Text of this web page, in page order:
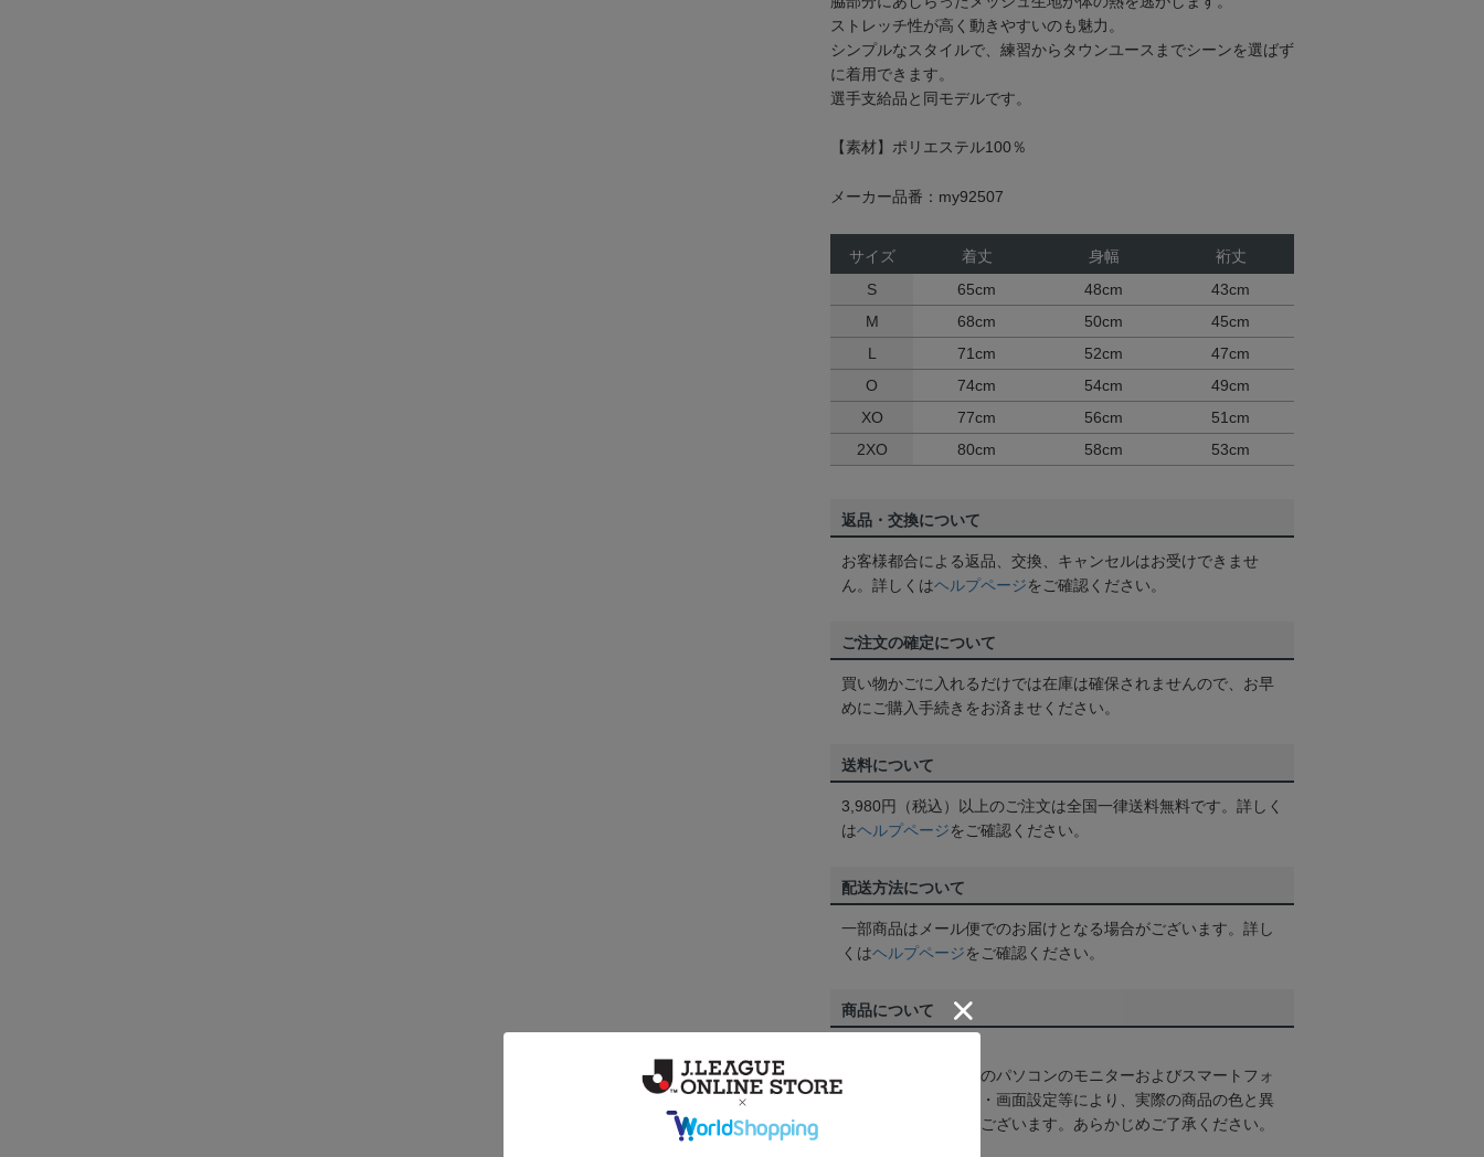
ストレッチ性が高く動きやすいのも魅力。
シンプルなスタイルで、練習からタウンユースまでシーンを選ばず
に着用できます。
選手支給品と同モデルです。
【素材】ポリエステル100％
メーカー品番：my92507
サイズ 着丈 身幅
裄丈
S
65cm 48cm
43cm
M
68cm 50cm
45cm
L
71cm 52cm
47cm
O
74cm 54cm
49cm
XO
77cm 56cm
51cm
2XO
80cm 58cm 53cm
返品・交換について
お客様都合による返品、交換、キャンセルはお受けできませ
ん。詳しくはヘルプページをご確認ください。
ご注文の確定について
買い物かごに入れるだけでは在庫は確保されませんので、お早
めにご購入手続きをお済ませください。
送料について
3,980円（税込）以上のご注文は全国一律送料無料です。詳しく
はヘルプページをご確認ください。
配送方法について
一部商品はメール便でのお届けとなる場合がございます。詳し
くはヘルプページをご確認ください。
商品について
商品画像は、お使いのパソコンのモニターおよびスマートフォ
ンのメーカー・機種・画面設定等により、実際の商品の色と異
なって見える場合がございます。あらかじめご了承ください。